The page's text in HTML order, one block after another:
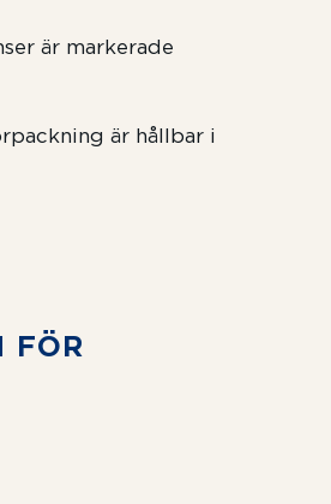
är markerade
är hållbar i
FÖR